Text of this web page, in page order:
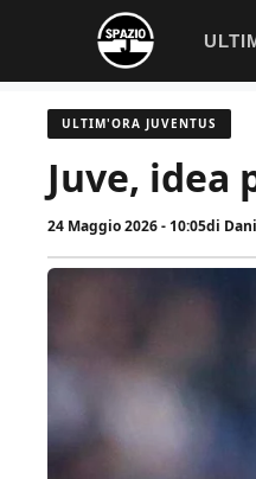
contenuto
ULTIM'ORA JUVENTUS
Juve, idea
24 Maggio 2026 - 10:05di